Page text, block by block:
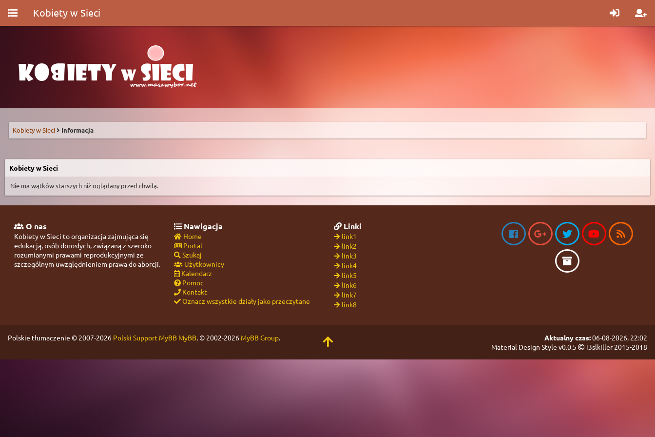
Kobiety w Sieci
Kobiety w Sieci Informacja
Kobiety w Sieci
Nie ma wątków starszych niż oglądany przed chwilą.
O nas
Kobiety w Sieci to organizacja zajmująca się
edukacją, osób dorosłych, związaną z szeroko
rozumianymi prawami reprodukcyjnymi ze
szczególnym uwzględnieniem prawa do aborcji.
Nawigacja
Home
Portal
Szukaj
Użytkownicy
Kalendarz
Pomoc
Kontakt
Oznacz wszystkie działy jako przeczytane
Linki
link1
link2
link3
link4
link5
link6
link7
link8
Polskie tłumaczenie © 2007-2026 Polski Support MyBB MyBB, © 2002-2026 MyBB Group. Aktualny czas:06-08-2026, 22:02
Material Design Style v0.0.5
i3slkiller 2015-2018